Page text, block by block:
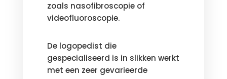
zoals nasofibroscopie of
videofluoroscopie.
De logopedist die
gespecialiseerd is in slikken werkt
met een zeer gevarieerde